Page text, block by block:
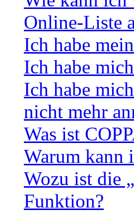
Online-Liste
Ich habe
Ich habe
Ich habe
nicht mehr
Was ist
Warum kann
Wozu ist die
Funktion?